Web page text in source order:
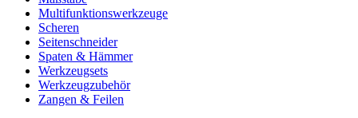
Multifunktionswerkzeuge
Scheren
Seitenschneider
Spaten & Hämmer
Werkzeugsets
Werkzeugzubehör
Zangen & Feilen